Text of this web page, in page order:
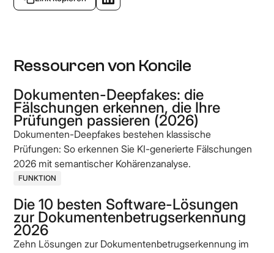
Ressourcen von Koncile
Dokumenten-Deepfakes: die
Fälschungen erkennen, die Ihre
Prüfungen passieren (2026)
Dokumenten-Deepfakes bestehen klassische
Prüfungen: So erkennen Sie KI-generierte Fälschungen
2026 mit semantischer Kohärenzanalyse.
FUNKTION
Die 10 besten Software-Lösungen
zur Dokumentenbetrugserkennung
2026
Zehn Lösungen zur Dokumentenbetrugserkennung im